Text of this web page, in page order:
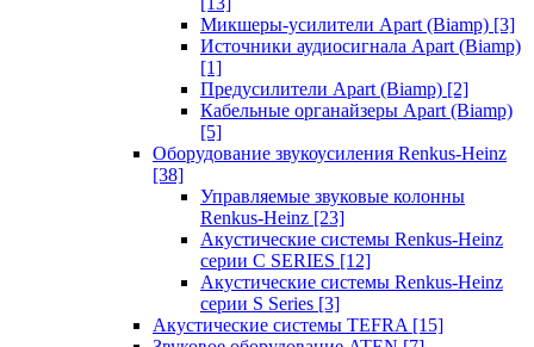
Микшеры-усилители Apart (Biamp) [3]
Источники аудиосигнала Apart (Biamp)
[1]
Предусилители Apart (Biamp) [2]
Кабельные органайзеры Apart (Biamp)
[5]
Оборудование звукоусиления Renkus-Heinz
[38]
Управляемые звуковые колонны
Renkus-Heinz [23]
Акустические системы Renkus-Heinz
серии C SERIES [12]
Акустические системы Renkus-Heinz
серии S Series [3]
Акустические системы TEFRA [15]